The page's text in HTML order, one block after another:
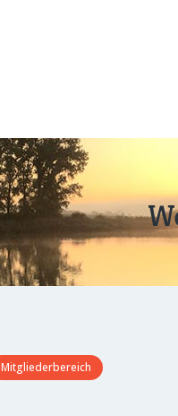
Mitgliederbereich